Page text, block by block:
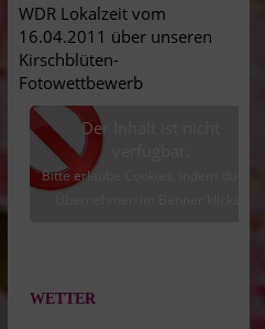
WDR Lokalzeit vom
16.04.2011 über unseren
Kirschblüten-
Fotowettbewerb
Der Inhalt ist nicht
Bitte erlaube Cookies, indem du auf
WETTER